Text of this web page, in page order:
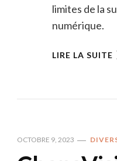
limites de la
numérique.
LIRE LA SUITE
OCTOBRE 9, 2023